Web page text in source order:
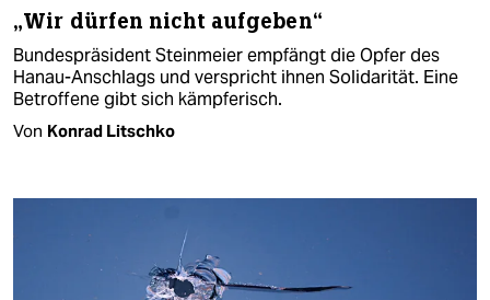
„Wir dürfen nicht aufgeben“
Bundespräsident Steinmeier empfängt die Opfer des
Hanau-Anschlags und verspricht ihnen Solidarität. Eine
Betroffene gibt sich kämpferisch.
Von Konrad Litschko